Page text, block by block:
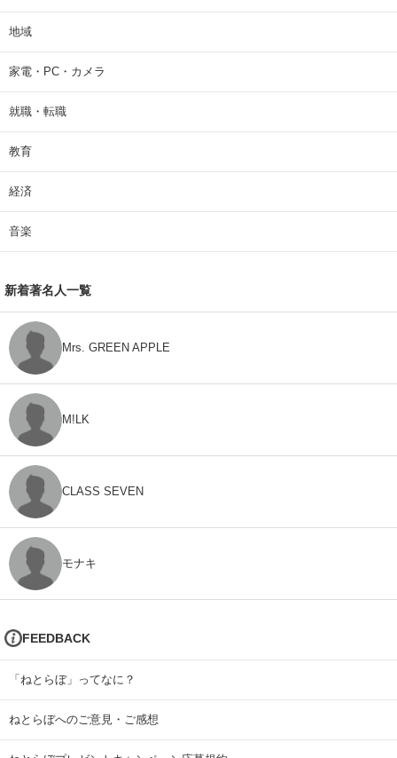
地域
家電・PC・カメラ
就職・転職
教育
経済
音楽
新着著名人一覧
Mrs. GREEN APPLE
M!LK
CLASS SEVEN
モナキ
FEEDBACK
「ねとらぼ」ってなに？
ねとらぼへのご意見・ご感想